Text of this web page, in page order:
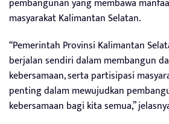
masyarakat Kalimantan Selatan.
“Pemerintah Provinsi Kalimantan
berjalan sendiri dalam membangun
kebersamaan, serta partisipasi
penting dalam mewujudkan
kebersamaan bagi kita semua,”